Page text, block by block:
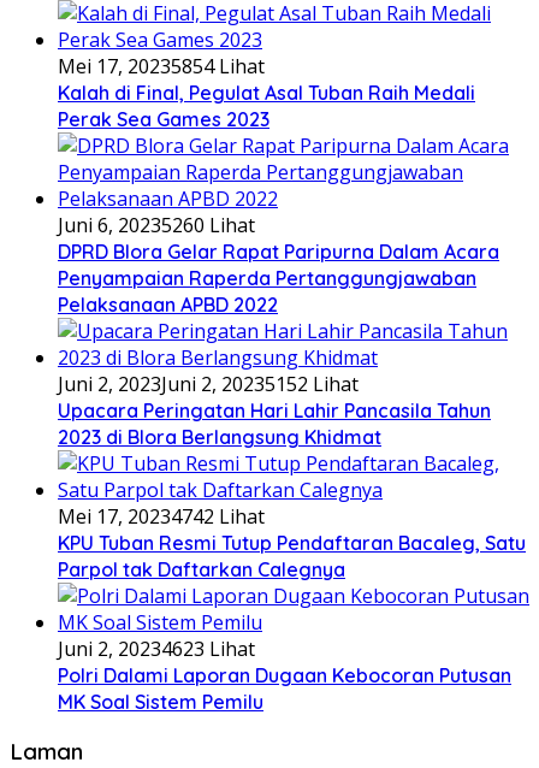
Mei 17, 20235854 Lihat
Kalah di Final, Pegulat Asal Tuban Raih Medali
Perak Sea Games 2023
Juni 6, 20235260 Lihat
DPRD Blora Gelar Rapat Paripurna Dalam Acara
Penyampaian Raperda Pertanggungjawaban
Pelaksanaan APBD 2022
Juni 2, 2023Juni 2, 20235152 Lihat
Upacara Peringatan Hari Lahir Pancasila Tahun
2023 di Blora Berlangsung Khidmat
Mei 17, 20234742 Lihat
KPU Tuban Resmi Tutup Pendaftaran Bacaleg, Satu
Parpol tak Daftarkan Calegnya
Juni 2, 20234623 Lihat
Polri Dalami Laporan Dugaan Kebocoran Putusan
MK Soal Sistem Pemilu
Laman